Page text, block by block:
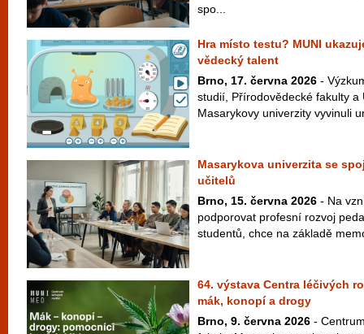
spo...
Hra místo testu? MUNI
vědecký talent
Brno, 17. června 2026 -
studií, Přírodovědecké fakulty a
Masarykovy univerzity vyvinuli
Masarykova univerzita se
učitelů
Brno, 15. června 2026 - Na
podporovat profesní rozvoj
studentů, chce na základě
64. výstava Centra léčivých
mák, konopí a drogy
Brno, 9. června 2026 -